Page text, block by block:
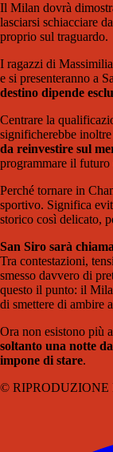
Il Milan dovrà
lasciarsi schiacciare
proprio sul traguardo.
I ragazzi di
e si presenteranno a
destino dipende
Centrare la
significherebbe
da reinvestire sul
programmare il
Perché tornare in
sportivo. Significa
storico così delicato,
San Siro sarà
Tra contestazioni,
smesso davvero di
questo il punto: il
di smettere di ambire
Ora non esistono più
soltanto una notte
impone di stare.
© RIPRODUZIONE